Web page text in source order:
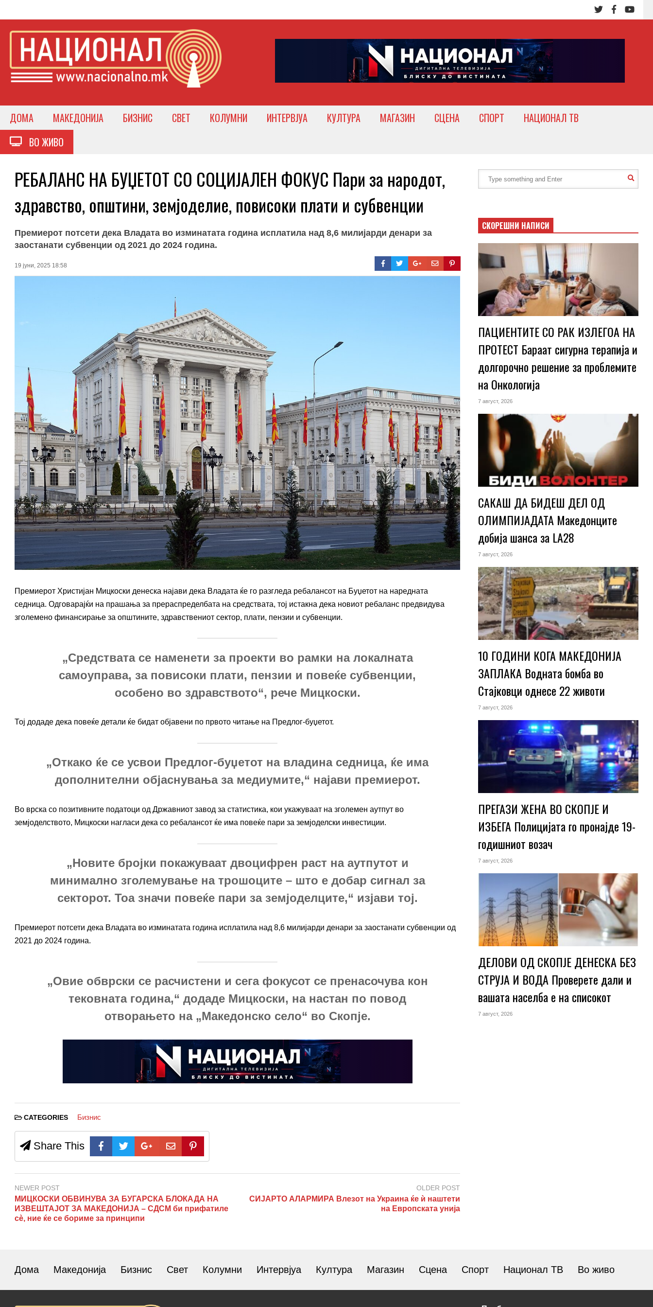
ДОМА МАКЕДОНИЈА БИЗНИС СВЕТ КОЛУМНИ ИНТЕРВЈУА КУЛТУРА МАГАЗИН СЦЕНА СПОРТ
НАЦИОНАЛ ТВ
ВО ЖИВО
РЕБАЛАНС НА БУЏЕТОТ СО СОЦИЈАЛЕН ФОКУС Пари за народот,
здравство, општини, земјоделие, повисоки плати и субвенции
Премиерот потсети дека Владата во изминатата година исплатила над 8,6 милијарди денари за
заостанати субвенции од 2021 до 2024 година.
19 јуни, 2025 18:58
Премиерот Христијан Мицкоски денеска најави дека Владата ќе го разгледа ребалансот на Буџетот на наредната
седница. Одговарајќи на прашања за прераспределбата на средствата, тој истакна дека новиот ребаланс предвидува
зголемено финансирање за општините, здравствениот сектор, плати, пензии и субвенции.
„Средствата се наменети за проекти во рамки на локалната
самоуправа, за повисоки плати, пензии и повеќе субвенции,
особено во здравството“, рече Мицкоски.
Тој додаде дека повеќе детали ќе бидат објавени по првото читање на Предлог-буџетот.
„Откако ќе се усвои Предлог-буџетот на владина седница, ќе има
дополнителни објаснувања за медиумите,“ најави премиерот.
Во врска со позитивните податоци од Државниот завод за статистика, кои укажуваат на зголемен аутпут во
земјоделството, Мицкоски нагласи дека со ребалансот ќе има повеќе пари за земјоделски инвестиции.
„Новите бројки покажуваат двоцифрен раст на аутпутот и
минимално зголемување на трошоците – што е добар сигнал за
секторот. Тоа значи повеќе пари за земјоделците,“ изјави тој.
Премиерот потсети дека Владата во изминатата година исплатила над 8,6 милијарди денари за заостанати субвенции од
2021 до 2024 година.
„Овие обврски се расчистени и сега фокусот се пренасочува кон
тековната година,“ додаде Мицкоски, на настан по повод
отворањето на „Македонско село“ во Скопје.
CATEGORIES Бизнис
Share This
NEWER POST
МИЦКОСКИ ОБВИНУВА ЗА БУГАРСКА БЛОКАДА НА
ИЗВЕШТАЈОТ ЗА МАКЕДОНИЈА – СДСМ би прифатиле
сè, ние ќе се бориме за принципи
OLDER POST
СИЈАРТО АЛАРМИРА Влезот на Украина ќе ѝ наштети
на Европската унија
СКОРЕШНИ НАПИСИ
ПАЦИЕНТИТЕ СО РАК ИЗЛЕГОА НА
ПРОТЕСТ Бараат сигурна терапија и
долгорочно решение за проблемите
на Онкологија
7 август, 2026
САКАШ ДА БИДЕШ ДЕЛ ОД
ОЛИМПИЈАДАТА Македонците
добија шанса за LA28
7 август, 2026
10 ГОДИНИ КОГА МАКЕДОНИЈА
ЗАПЛАКА Водната бомба во
Стајковци однесе 22 животи
7 август, 2026
ПРЕГАЗИ ЖЕНА ВО СКОПЈЕ И
ИЗБЕГА Полицијата го пронајде 19-
годишниот возач
7 август, 2026
ДЕЛОВИ ОД СКОПЈЕ ДЕНЕСКА БЕЗ
СТРУЈА И ВОДА Проверете дали и
вашата населба е на списокот
7 август, 2026
Дома Македонија Бизнис Свет Колумни Интервјуа Култура Магазин Сцена Спорт Национал ТВ Во живо